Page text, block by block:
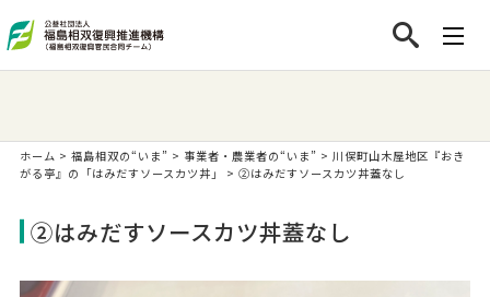
ホーム > 福島相双の“いま” > 事業者・農業者の“いま” > 川俣町山木屋地区『おき
がる亭』の「はみだすソースカツ丼」
> ②はみだすソースカツ丼蓋なし
②はみだすソースカツ丼蓋なし